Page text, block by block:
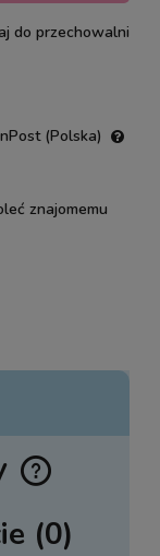
do przechowalni
(Polska)
znajomemu
(0)